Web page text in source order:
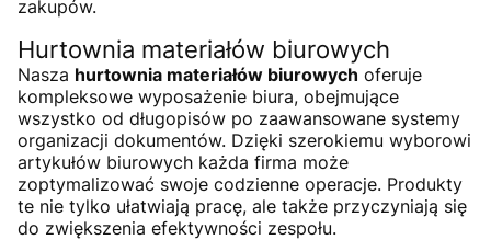
zakupów.
Hurtownia materiałów biurowych
Nasza hurtownia materiałów biurowych oferuje
kompleksowe wyposażenie biura, obejmujące
wszystko od długopisów po zaawansowane systemy
organizacji dokumentów. Dzięki szerokiemu wyborowi
artykułów biurowych każda firma może
zoptymalizować swoje codzienne operacje. Produkty
te nie tylko ułatwiają pracę, ale także przyczyniają się
do zwiększenia efektywności zespołu.